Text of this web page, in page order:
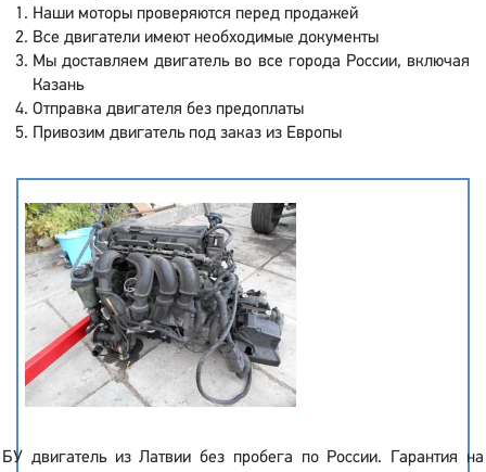
Наши моторы проверяются перед продажей
Все двигатели имеют необходимые документы
Мы доставляем двигатель во все города России, включая
Казань
Отправка двигателя без предоплаты
Привозим двигатель под заказ из Европы
БУ двигатель из Латвии без пробега по России. Гарантия на